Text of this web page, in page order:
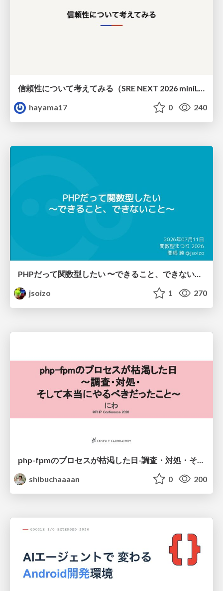
hayama17
0 240
PHPだって関数型したい 〜できること、できないこと〜 / fp-in-php
jsoizo
1 270
shibuchaaaan
0 200